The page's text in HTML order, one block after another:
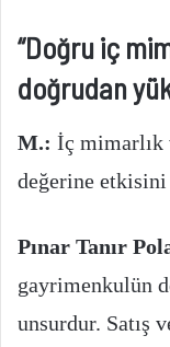
“Doğru iç
doğrudan
M.: İç mimarlık
değerine etkisini
Pınar Tanır
gayrimenkulün
unsurdur. Satış